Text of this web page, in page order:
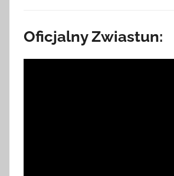
Oficjalny Zwiastun: